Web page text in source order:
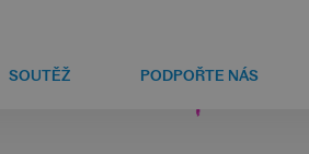
SOUTĚŽ PODPOŘTE NÁS